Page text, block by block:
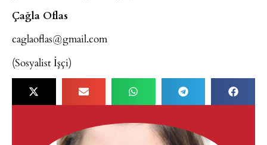
Çağla Oflas
caglaoflas@gmail.com
(Sosyalist İşçi)